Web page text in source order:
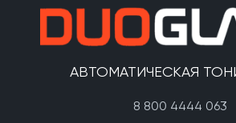
АВТОМАТИЧЕСКАЯ
8 800 4444 063